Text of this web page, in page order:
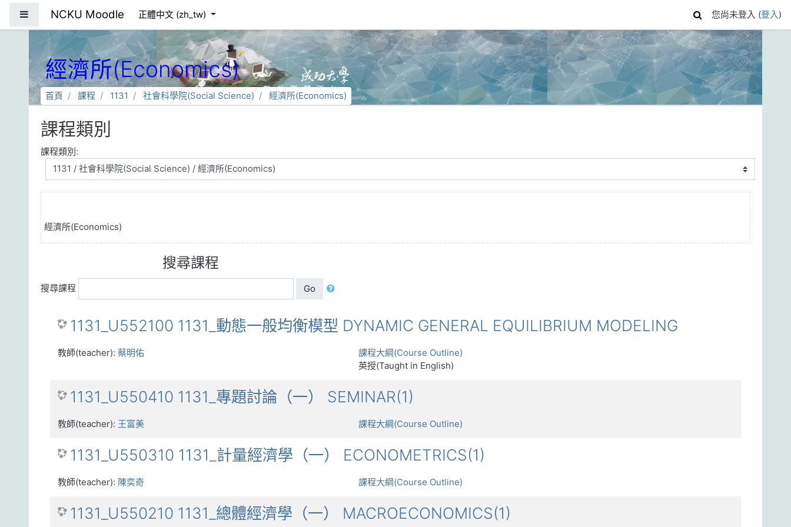
NCKU Moodle 正體中文 ‎(zh_tw)‎ 您尚未登入 (登入)
經濟所(Economics)
首頁 課程 1131 社會科學院(Social Science) 經濟所(Economics)
課程類別
課程類別:
經濟所(Economics)
搜尋課程
搜尋課程 Go
1131_U552100 1131_動態一般均衡模型 DYNAMIC GENERAL EQUILIBRIUM MODELING
課程大綱(Course Outline)
英授(Taught in English)
教師(teacher): 蔡明佑
1131_U550410 1131_專題討論（一） SEMINAR(1)
課程大綱(Course Outline)
教師(teacher): 王富美
1131_U550310 1131_計量經濟學（一） ECONOMETRICS(1)
課程大綱(Course Outline)
教師(teacher): 陳奕奇
1131_U550210 1131_總體經濟學（一） MACROECONOMICS(1)